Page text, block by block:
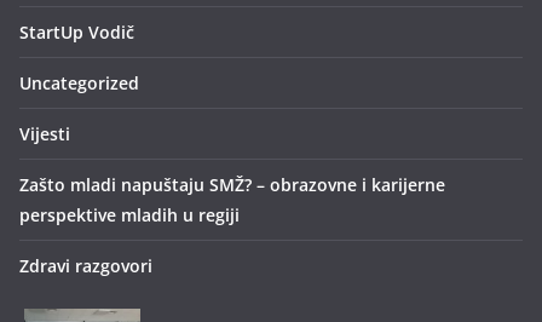
StartUp Vodič
Uncategorized
Vijesti
Zašto mladi napuštaju SMŽ? – obrazovne i karijerne
perspektive mladih u regiji
Zdravi razgovori